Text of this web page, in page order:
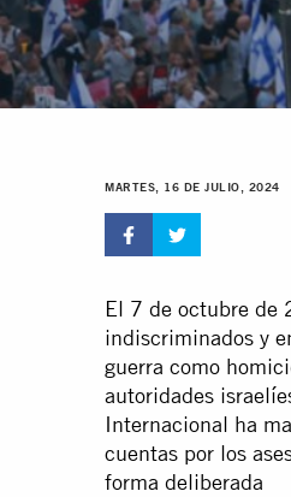
MARTES, 16 DE JULIO, 2024
El 7 de octubre de
indiscriminados y
guerra como
autoridades
Internacional ha
cuentas por los
forma deliberada